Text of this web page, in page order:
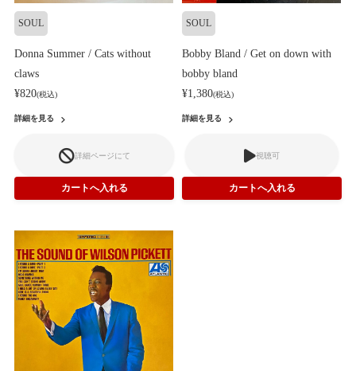
SOUL
Donna Summer / Cats without
claws
¥820(税込)
詳細を見る
詳細ページにて
SOUL
Bobby Bland / Get on down with
bobby bland
¥1,380(税込)
詳細を見る
視聴可